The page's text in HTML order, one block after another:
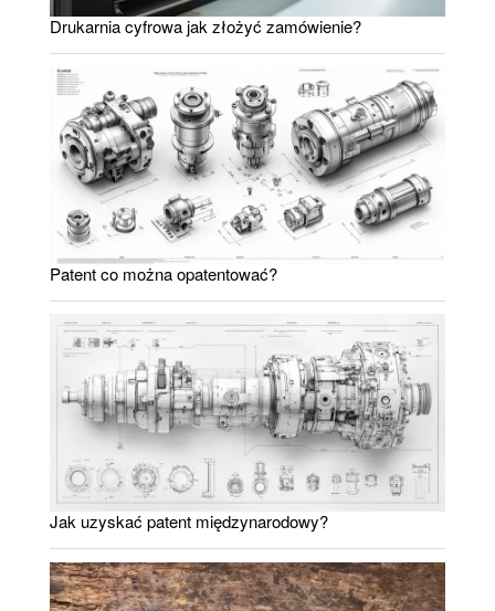
Drukarnia cyfrowa jak złożyć zamówienie?
Patent co można opatentować?
Jak uzyskać patent międzynarodowy?